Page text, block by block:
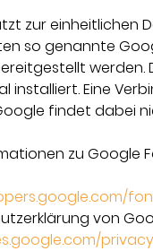
zur einheitlichen
so genannte
werden.
installiert. Eine
findet dabei
zu Google
von